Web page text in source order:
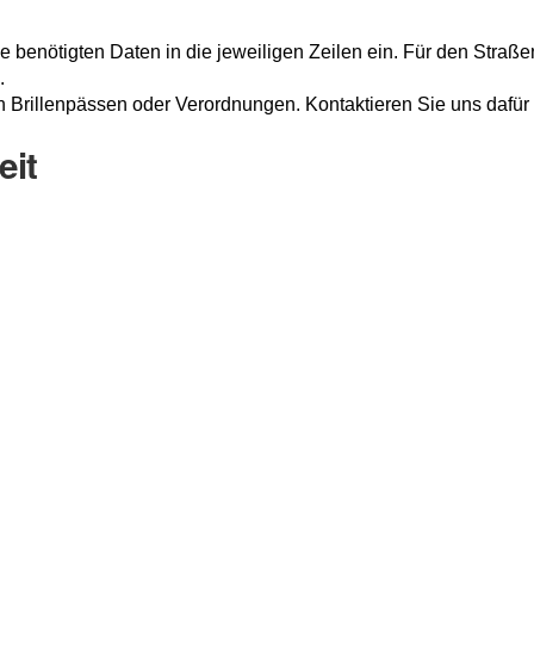
benötigten Daten in die jeweiligen Zeilen ein. Für den
oder Verordnungen. Kontaktieren Sie uns